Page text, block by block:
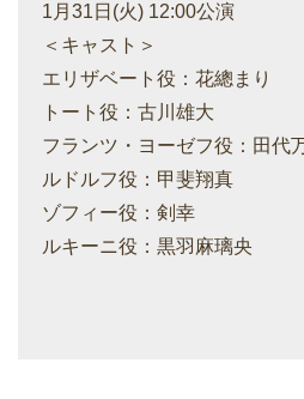
1月31日(火) 12:00公演
＜キャスト＞
エリザベート役：花總まり
トート役：古川雄大
フランツ・ヨーゼフ役：田代
ルドルフ役：甲斐翔真
ゾフィー役：剣幸
ルキーニ役：黒羽麻璃央